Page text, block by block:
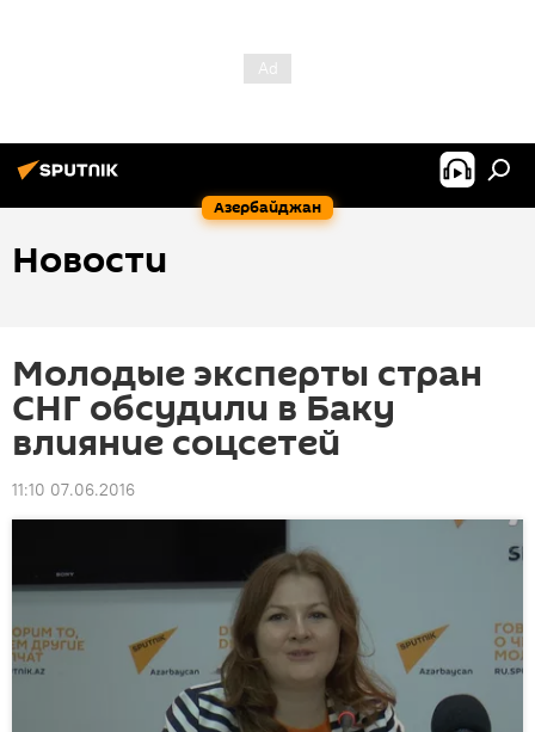
Азербайджан
Новости
Молодые эксперты стран
СНГ обсудили в Баку
влияние соцсетей
11:10 07.06.2016